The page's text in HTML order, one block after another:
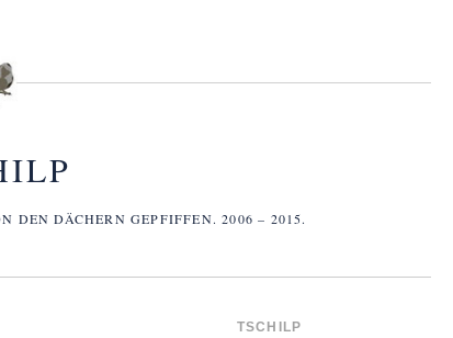
DEN DÄCHERN GEPFIFFEN. 2006 – 2015.
TSCHILP